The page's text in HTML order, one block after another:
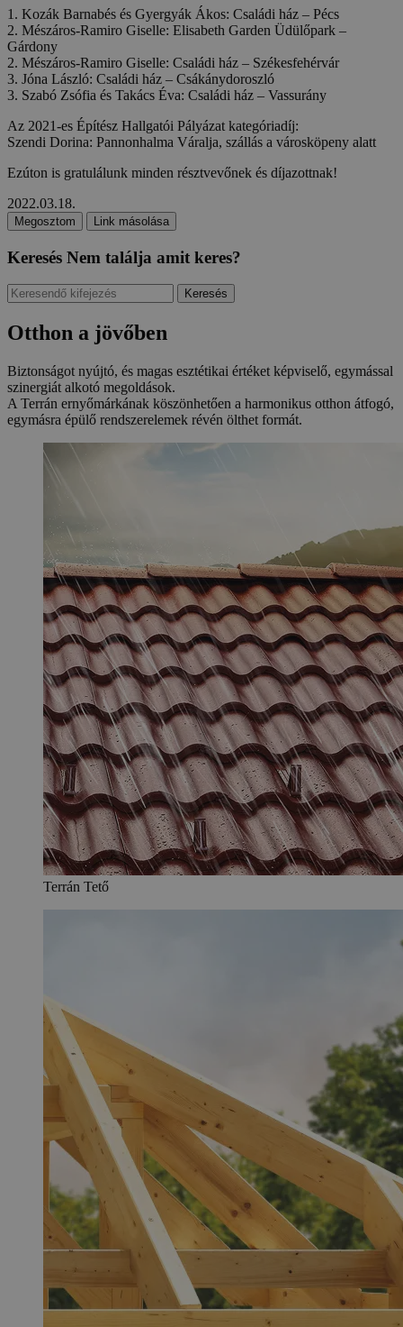
1. Kozák Barnabés és Gyergyák Ákos: Családi ház – Pécs
2. Mészáros-Ramiro Giselle: Elisabeth Garden Üdülőpark –
Gárdony
2. Mészáros-Ramiro Giselle: Családi ház – Székesfehérvár
3. Jóna László: Családi ház – Csákánydoroszló
3. Szabó Zsófia és Takács Éva: Családi ház – Vassurány
Az 2021-es Építész Hallgatói Pályázat kategóriadíj:
Szendi Dorina: Pannonhalma Váralja, szállás a városköpeny alatt
Ezúton is gratulálunk minden résztvevőnek és díjazottnak!
2022.03.18.
Megosztom Link másolása
Keresés Nem találja amit keres?
Keresés
Otthon a jövőben
Biztonságot nyújtó, és magas esztétikai értéket képviselő, egymással
szinergiát alkotó megoldások.
A Terrán ernyőmárkának köszönhetően a harmonikus otthon átfogó,
egymásra épülő rendszerelemek révén ölthet formát.
Terrán Tető